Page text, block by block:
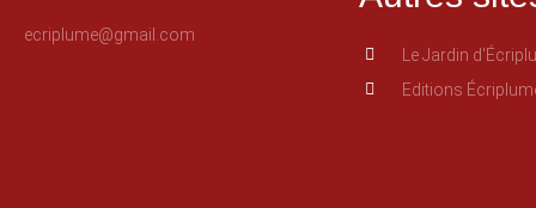
ecriplume@gmail.com
Le Jardin
Editions